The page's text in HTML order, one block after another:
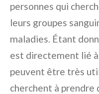
personnes qui
leurs groupes
maladies. Étant
est directement lié
peuvent être très
cherchent à prendre